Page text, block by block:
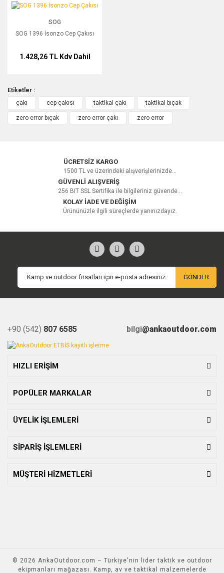
SOG 1396 İsonzo Cep Çakısı
SOG
SOG 1396 İsonzo Cep Çakısı
1.428,26 TL Kdv Dahil
Etiketler :
çakı
cep çakısı taktikal çakı taktikal bıçak
zero error bıçak zero error çakı zero error
ÜCRETSİZ KARGO
1500 TL ve üzerindeki alışverişlerinizde...
GÜVENLİ ALIŞVERİŞ
256 BIT SSL Sertifika ile bilgileriniz güvende...
KOLAY İADE VE DEĞİŞİM
Ürününüzle ilgili süreçlerde yanınızdayız.
GÖNDER
+90 (542) 807 6585 bilgi@ankaoutdoor.com
HIZLI ERİŞİM
POPÜLER MARKALAR
ÜYELİK İŞLEMLERİ
SİPARİŞ İŞLEMLERİ
MÜŞTERİ HİZMETLERİ
© 2026 AnkaOutdoor.com – Türkiye'nin lider taktik ve outdoor
ekipmanları mağazası. Kamp, av ve taktikal malzemelerde